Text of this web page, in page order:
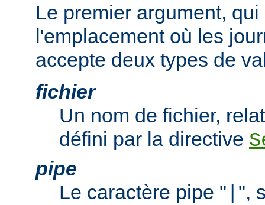
Le premier argument,
l'emplacement où les
accepte deux types de
fichier
Un nom de fichier,
défini par la directive
pipe
Le caractère pipe " ",